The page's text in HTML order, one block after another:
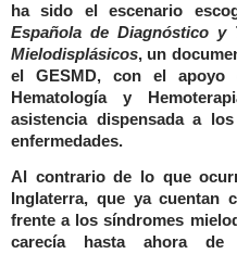
ha sido el escenario
Española de Diagnóstico y
Mielodisplásicos, un
el GESMD, con el apoyo
Hematología y
asistencia dispensada a
enfermedades.
Al contrario de lo que
Inglaterra, que ya cuentan
frente a los síndromes
carecía hasta ahora de